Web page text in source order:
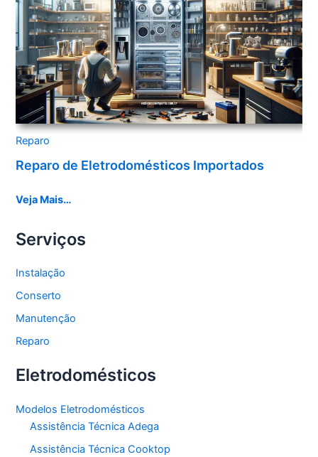
Reparo
Reparo de Eletrodomésticos Importados
Veja Mais…
Serviços
Instalação
Conserto
Manutenção
Reparo
Eletrodomésticos
Modelos Eletrodomésticos
Assistência Técnica Adega
Assistência Técnica Cooktop